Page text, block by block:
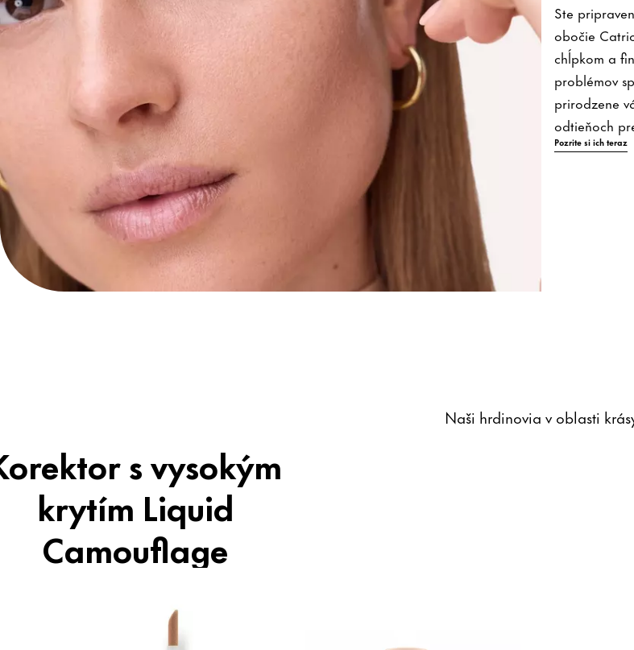
Ste
obočie
chĺpkom a
problémov
prirodzene
odtieňoch
Pozrite si ich teraz
Naši hrdinovia v oblasti
s vysokým
krytím Liquid
Camouflage